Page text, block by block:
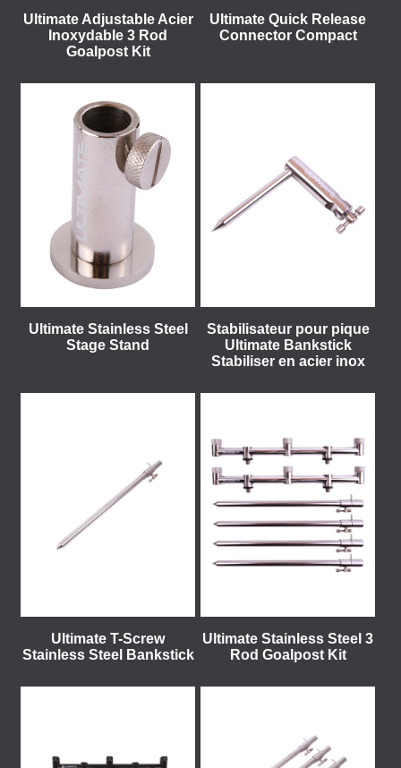
Ultimate Adjustable Acier
Inoxydable 3 Rod
Goalpost Kit
Ultimate Quick Release
Connector Compact
Ultimate Stainless Steel
Stage Stand
Stabilisateur pour pique
Ultimate Bankstick
Stabiliser en acier inox
Ultimate T-Screw
Stainless Steel Bankstick
Ultimate Stainless Steel 3
Rod Goalpost Kit